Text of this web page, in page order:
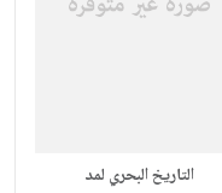
التاريخ البحري لمد